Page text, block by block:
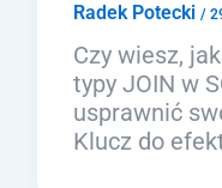
Radek Potecki /
Czy wiesz,
typy JOIN w
usprawnić
Klucz do